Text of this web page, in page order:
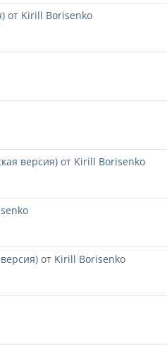
от Kirill Borisenko
версия) от Kirill Borisenko
от Kirill Borisenko